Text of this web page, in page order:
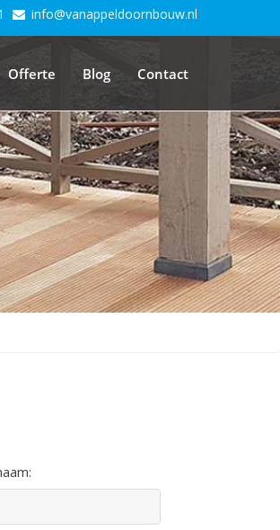
info@vanappeldoornbouw.nl
Offerte Blog Contact